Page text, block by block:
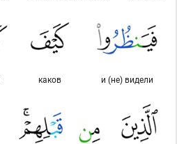
и (не) видели
каков